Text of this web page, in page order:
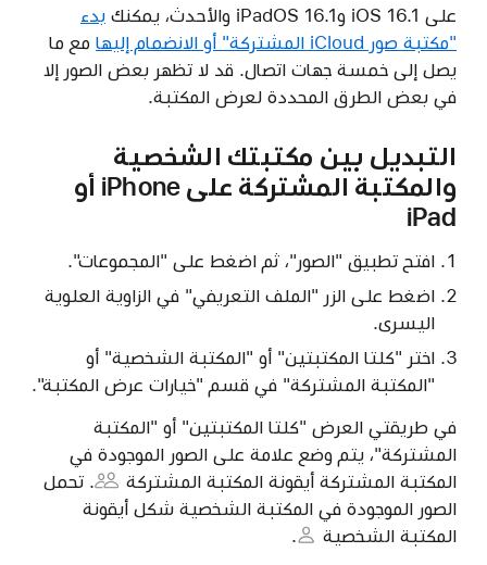
على iOS 16.1 وiPadOS 16.1 والأحدث، يمكنك
بدء
"مكتبة صور iCloud المشتركة" أو الانضمام إليها
مع ما
يصل إلى خمسة جهات اتصال. قد لا تظهر بعض الصور إلا
في بعض الطرق المحددة لعرض المكتبة.
التبديل بين مكتبتك الشخصية
والمكتبة المشتركة على iPhone أو
iPad
افتح تطبيق "الصور"، ثم اضغط على "المجموعات".
اضغط على الزر "الملف التعريفي" في الزاوية العلوية
اليسرى.
اختر "كلتا المكتبتين" أو "المكتبة الشخصية" أو
"المكتبة المشتركة" في قسم "خيارات عرض المكتبة".
في طريقتي العرض "كلتا المكتبتين" أو "المكتبة
المشتركة"، يتم وضع علامة على الصور الموجودة في
المكتبة المشتركة أيقونة المكتبة المشتركة
. تحمل
الصور الموجودة في المكتبة الشخصية شكل أيقونة
المكتبة الشخصية
.